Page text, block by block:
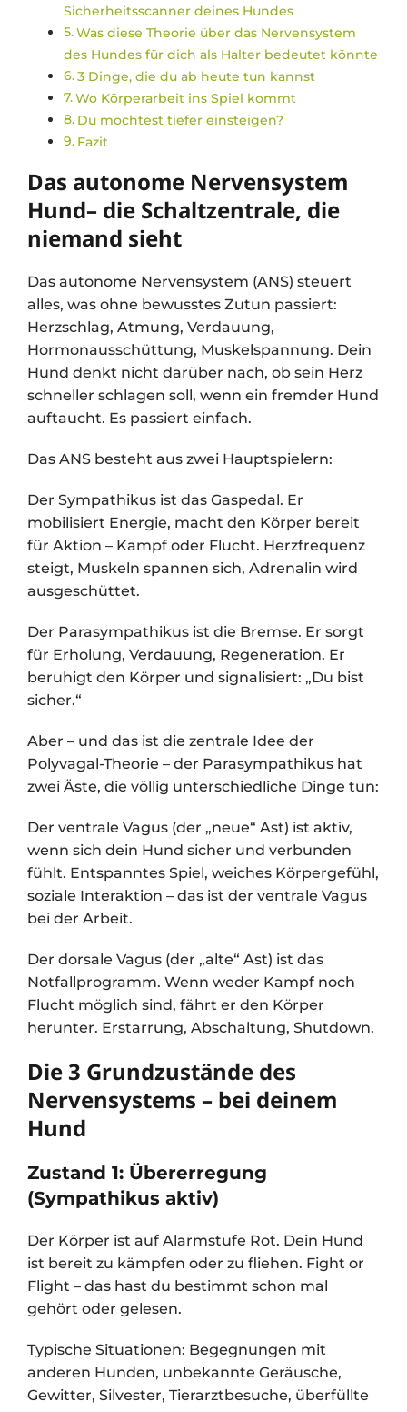
Sicherheitsscanner deines Hundes
Was diese Theorie über das Nervensystem
des Hundes für dich als Halter bedeutet könnte
3 Dinge, die du ab heute tun kannst
Wo Körperarbeit ins Spiel kommt
Du möchtest tiefer einsteigen?
Fazit
Das autonome Nervensystem
Hund– die Schaltzentrale, die
niemand sieht
Das autonome Nervensystem (ANS) steuert
alles, was ohne bewusstes Zutun passiert:
Herzschlag, Atmung, Verdauung,
Hormonausschüttung, Muskelspannung. Dein
Hund denkt nicht darüber nach, ob sein Herz
schneller schlagen soll, wenn ein fremder Hund
auftaucht. Es passiert einfach.
Das ANS besteht aus zwei Hauptspielern:
Der Sympathikus ist das Gaspedal. Er
mobilisiert Energie, macht den Körper bereit
für Aktion – Kampf oder Flucht. Herzfrequenz
steigt, Muskeln spannen sich, Adrenalin wird
ausgeschüttet.
Der Parasympathikus ist die Bremse. Er sorgt
für Erholung, Verdauung, Regeneration. Er
beruhigt den Körper und signalisiert: „Du bist
sicher.“
Aber – und das ist die zentrale Idee der
Polyvagal-Theorie – der Parasympathikus hat
zwei Äste, die völlig unterschiedliche Dinge tun:
Der ventrale Vagus (der „neue“ Ast) ist aktiv,
wenn sich dein Hund sicher und verbunden
fühlt. Entspanntes Spiel, weiches Körpergefühl,
soziale Interaktion – das ist der ventrale Vagus
bei der Arbeit.
Der dorsale Vagus (der „alte“ Ast) ist das
Notfallprogramm. Wenn weder Kampf noch
Flucht möglich sind, fährt er den Körper
herunter. Erstarrung, Abschaltung, Shutdown.
Die 3 Grundzustände des
Nervensystems – bei deinem
Hund
Zustand 1: Übererregung
(Sympathikus aktiv)
Der Körper ist auf Alarmstufe Rot. Dein Hund
ist bereit zu kämpfen oder zu fliehen. Fight or
Flight – das hast du bestimmt schon mal
gehört oder gelesen.
Typische Situationen: Begegnungen mit
anderen Hunden, unbekannte Geräusche,
Gewitter, Silvester, Tierarztbesuche, überfüllte